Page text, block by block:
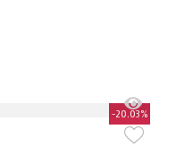
-20.03%